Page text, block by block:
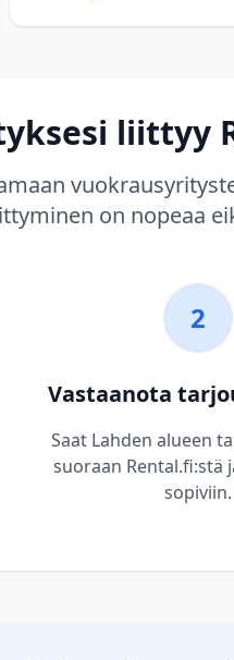
liittyy
on nopeaa
2
Vastaanota
Saat Lahden alueen
suoraan Rental.fi:stä
sopiviin.